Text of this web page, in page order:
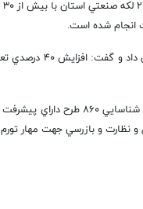
انصاری همچنین